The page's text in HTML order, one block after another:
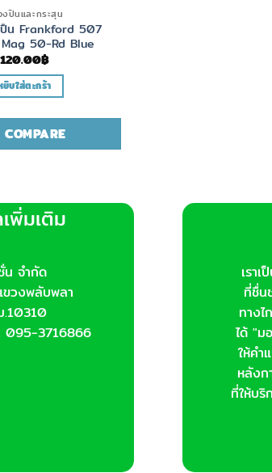
ปืนและกระสุน
น Frankford 507
50-Rd Blue
120.00฿
ยิบใส่ตะกร้า
COMPARE
พิ่มเติม
น จำกัด
วงพลับพลา
.10310
095-3716866
เรา
ที่ชื่น
ทางไ
ได้ "ม
ให้คำ
หลังก
ที่ให้บ